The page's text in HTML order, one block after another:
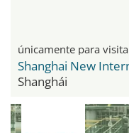
únicamente para
Shanghái